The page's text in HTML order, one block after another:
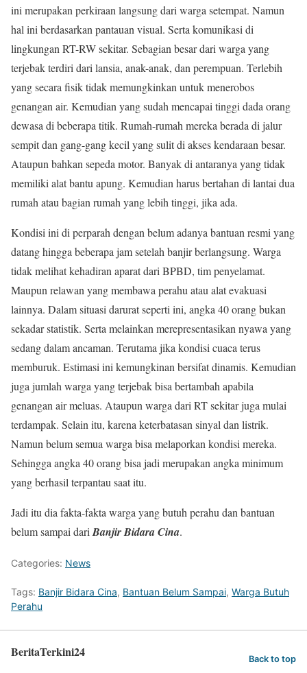
ini merupakan perkiraan langsung dari warga setempat. Namun
hal ini berdasarkan pantauan visual. Serta komunikasi di
lingkungan RT-RW sekitar. Sebagian besar dari warga yang
terjebak terdiri dari lansia, anak-anak, dan perempuan. Terlebih
yang secara fisik tidak memungkinkan untuk menerobos
genangan air. Kemudian yang sudah mencapai tinggi dada orang
dewasa di beberapa titik. Rumah-rumah mereka berada di jalur
sempit dan gang-gang kecil yang sulit di akses kendaraan besar.
Ataupun bahkan sepeda motor. Banyak di antaranya yang tidak
memiliki alat bantu apung. Kemudian harus bertahan di lantai dua
rumah atau bagian rumah yang lebih tinggi, jika ada.
Kondisi ini di perparah dengan belum adanya bantuan resmi yang
datang hingga beberapa jam setelah banjir berlangsung. Warga
tidak melihat kehadiran aparat dari BPBD, tim penyelamat.
Maupun relawan yang membawa perahu atau alat evakuasi
lainnya. Dalam situasi darurat seperti ini, angka 40 orang bukan
sekadar statistik. Serta melainkan merepresentasikan nyawa yang
sedang dalam ancaman. Terutama jika kondisi cuaca terus
memburuk. Estimasi ini kemungkinan bersifat dinamis. Kemudian
juga jumlah warga yang terjebak bisa bertambah apabila
genangan air meluas. Ataupun warga dari RT sekitar juga mulai
terdampak. Selain itu, karena keterbatasan sinyal dan listrik.
Namun belum semua warga bisa melaporkan kondisi mereka.
Sehingga angka 40 orang bisa jadi merupakan angka minimum
yang berhasil terpantau saat itu.
Jadi itu dia fakta-fakta warga yang butuh perahu dan bantuan
belum sampai dari Banjir Bidara Cina.
Categories: News
Tags: Banjir Bidara Cina, Bantuan Belum Sampai, Warga Butuh
Perahu
BeritaTerkini24 Back to top